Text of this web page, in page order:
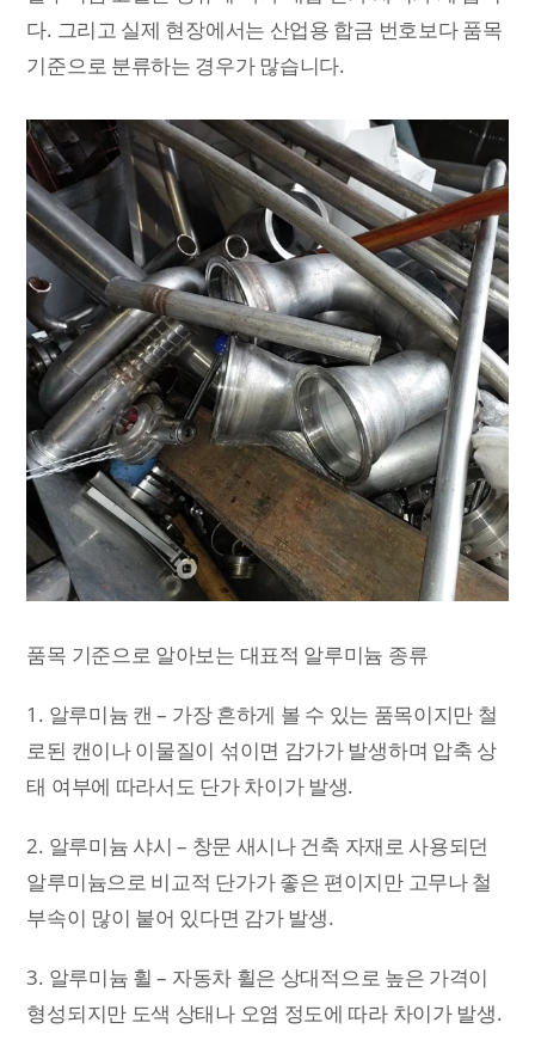
다. 그리고 실제 현장에서는 산업용 합금 번호보다 품목
기준으로 분류하는 경우가 많습니다.
품목 기준으로 알아보는 대표적 알루미늄 종류
1. 알루미늄 캔 – 가장 흔하게 볼 수 있는 품목이지만 철
로된 캔이나 이물질이 섞이면 감가가 발생하며 압축 상
태 여부에 따라서도 단가 차이가 발생.
2. 알루미늄 샤시 – 창문 새시나 건축 자재로 사용되던
알루미늄으로 비교적 단가가 좋은 편이지만 고무나 철
부속이 많이 붙어 있다면 감가 발생.
3. 알루미늄 휠 – 자동차 휠은 상대적으로 높은 가격이
형성되지만 도색 상태나 오염 정도에 따라 차이가 발생.